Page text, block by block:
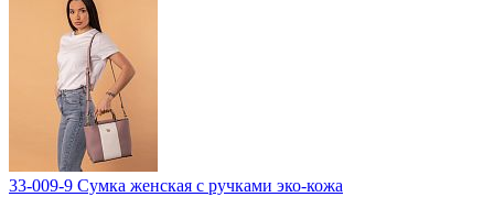
33-009-9 Сумка женская с ручками эко-кожа